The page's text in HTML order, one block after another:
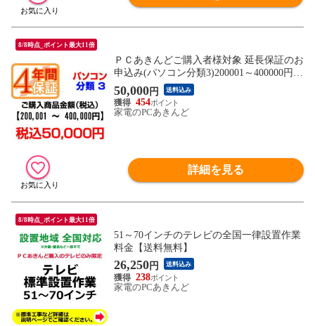
8/8時点_ポイント最大11倍
ＰＣあきんどご購入者様対象 延長保証のお
申込み(パソコン分類3)200001～400000円
【個人様限定】【P延保】
50,000円 送料込み
454
家電のPCあきんど
詳細を見る
8/8時点_ポイント最大11倍
51～70インチのテレビの全国一律設置作業
料金【送料無料】
26,250円 送料込み
238
家電のPCあきんど